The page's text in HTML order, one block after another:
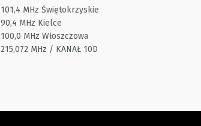
101,4 MHz Świętokrzyskie
90,4 MHz Kielce
100,0 MHz Włoszczowa
215,072 MHz / KANAŁ 10D